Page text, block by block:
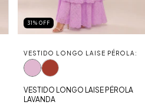
31 % OFF
VESTIDO LONGO LAISE PÉROLA:
VESTIDO LONGO LAISE PÉROLA
LAVANDA